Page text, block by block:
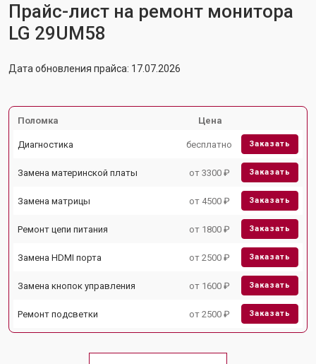
Прайс-лист на ремонт монитора
LG 29UM58
Дата обновления прайса: 17.07.2026
Поломка Цена
Диагностика бесплатно Заказать
Замена материнской платы от 3300 ₽ Заказать
Замена матрицы от 4500 ₽ Заказать
Ремонт цепи питания от 1800 ₽ Заказать
Замена HDMI порта от 2500 ₽ Заказать
Замена кнопок управления от 1600 ₽ Заказать
Ремонт подсветки от 2500 ₽ Заказать